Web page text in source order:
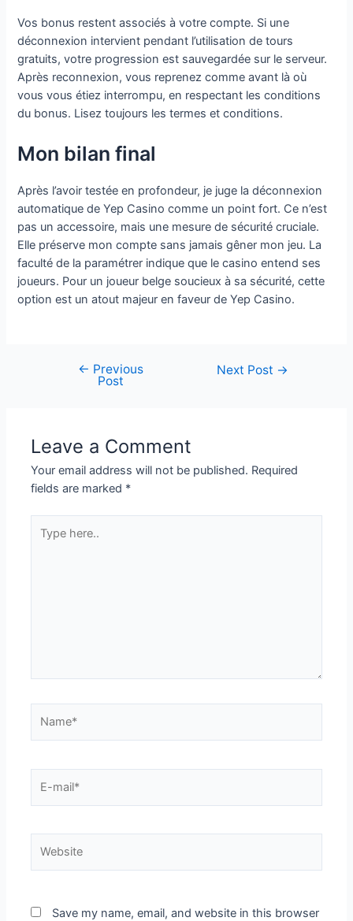
Vos bonus restent associés à votre compte. Si une
déconnexion intervient pendant l’utilisation de tours
gratuits, votre progression est sauvegardée sur le serveur.
Après reconnexion, vous reprenez comme avant là où
vous vous étiez interrompu, en respectant les conditions
du bonus. Lisez toujours les termes et conditions.
Mon bilan final
Après l’avoir testée en profondeur, je juge la déconnexion
automatique de Yep Casino comme un point fort. Ce n’est
pas un accessoire, mais une mesure de sécurité cruciale.
Elle préserve mon compte sans jamais gêner mon jeu. La
faculté de la paramétrer indique que le casino entend ses
joueurs. Pour un joueur belge soucieux à sa sécurité, cette
option est un atout majeur en faveur de Yep Casino.
navigation
← Previous
Post
Next Post →
Leave a Comment
Your email address will not be published. Required
fields are marked *
here..
mail*
Save my name, email, and website in this browser